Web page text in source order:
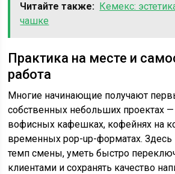
Читайте также: Кемекс:
чашке
Практика на месте и
работа
Многие начинающие получают
собственных небольших проектах
вофисных кафешках, кофейнях на
временных pop-up-форматах.
темп смены, уметь быстро
клиентами и сохранять качество